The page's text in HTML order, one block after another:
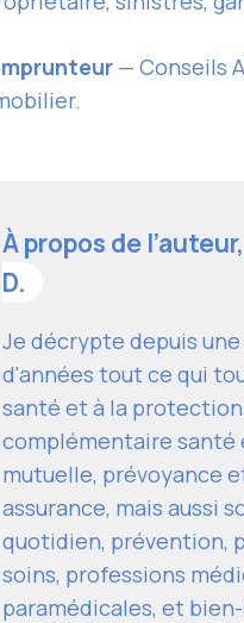
— Conseils
À propos de l’auteur,
D.
Je décrypte depuis
d'années tout ce qui
santé et à la protection
complémentaire santé
mutuelle, prévoyance
assurance, mais aussi
quotidien, prévention,
soins, professions
paramédicales, et